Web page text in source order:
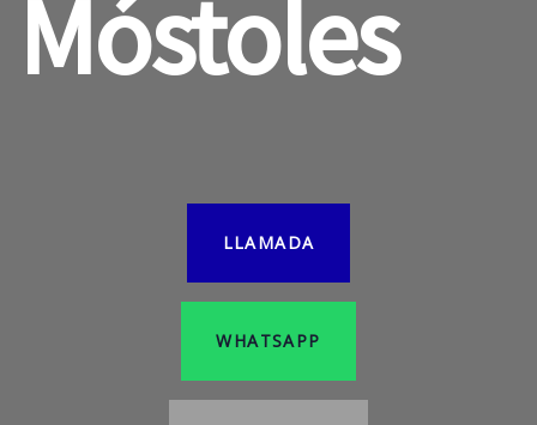
Móstoles
LLAMADA
WHATSAPP